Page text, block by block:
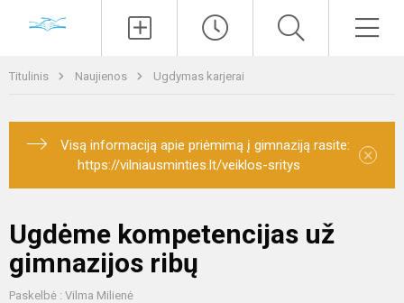
Titulinis Naujienos Ugdymas karjerai
Visą informaciją apie priėmimą į gimnaziją rasite:
https://vilniausminties.lt/veiklos-sritys
×
Ugdėme kompetencijas už
gimnazijos ribų
Paskelbė : Vilma Milienė